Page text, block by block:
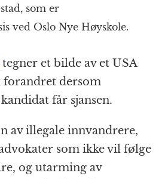
som er
ved Oslo Nye Høyskole.
tegner et bilde av et USA
forandret dersom
får sjansen.
av illegale innvandrere,
som ikke vil følge
og utarming av